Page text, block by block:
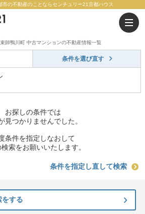
の不動産のことならセンチュリー21京都ハウス
師鴨川町 中古マンションの不動産情報一覧
条件を選び直す
お探しの条件では
見つかりませんでした。
条件を指定しなおして
索をお願いいたします。
条件を指定し直して検索
をする